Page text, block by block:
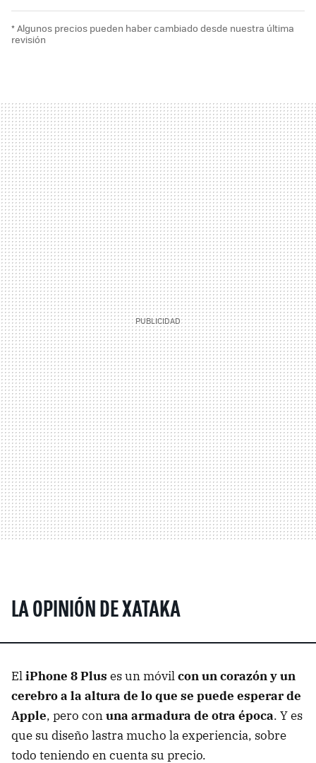
* Algunos precios pueden haber cambiado desde nuestra última
revisión
LA OPINIÓN DE XATAKA
EliPhone 8 Plus es un móvilcon un corazón y un
cerebro a la altura de lo que se puede esperar de
Apple, pero conuna armadura de otra época. Y es
que su diseño lastra mucho la experiencia, sobre
todo teniendo en cuenta su precio.